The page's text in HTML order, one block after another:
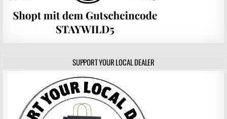
SUPPORT YOUR LOCAL DEALER